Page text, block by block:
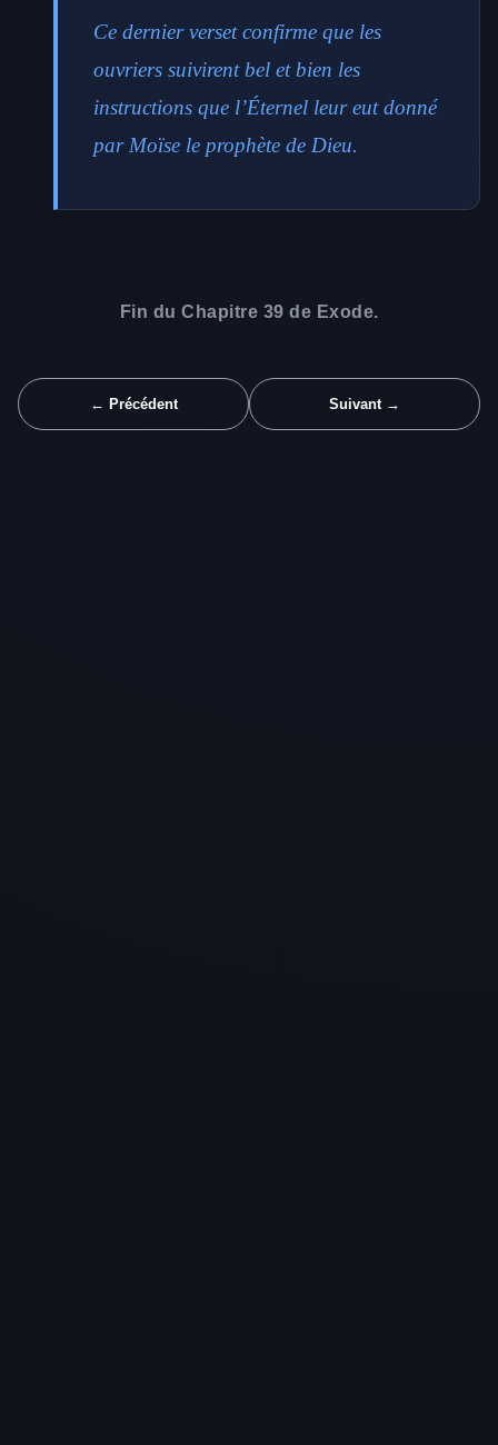
Ce dernier verset confirme que les
ouvriers suivirent bel et bien les
instructions que l’Éternel leur eut donné
par Moïse le prophète de Dieu.
Fin du Chapitre 39 de Exode.
← Précédent Suivant →